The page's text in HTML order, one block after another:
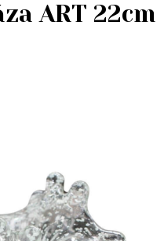
ART 22cm